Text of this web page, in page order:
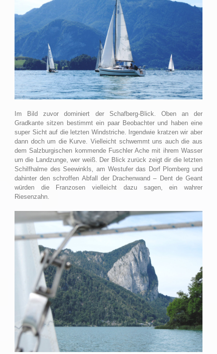
Im Bild zuvor dominiert der Schafberg-Blick. Oben an der
Gradkante sitzen bestimmt ein paar Beobachter und haben eine
super Sicht auf die letzten Windstriche. Irgendwie kratzen wir aber
dann doch um die Kurve. Vielleicht schwemmt uns auch die aus
dem Salzburgischen kommende Fuschler Ache mit ihrem Wasser
um die Landzunge, wer weiß. Der Blick zurück zeigt dir die letzten
Schilfhalme des Seewinkls, am Westufer das Dorf Plomberg und
dahinter den schroffen Abfall der Drachenwand – Dent de Geant
würden die Franzosen vielleicht dazu sagen, ein wahrer
Riesenzahn.